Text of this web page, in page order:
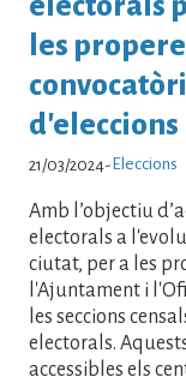
les
d'eleccions
21/03/2024- Eleccions
Amb l’objectiu
electorals a
ciutat, per a les
l'Ajuntament i
les seccions
electorals.
accessibles els